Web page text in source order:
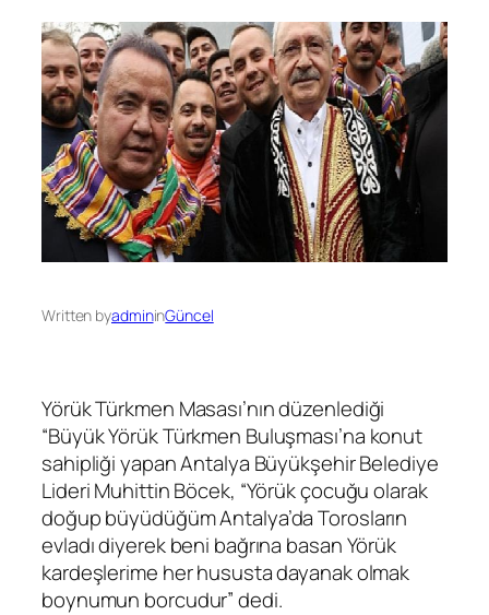
Written byadmininGüncel
Yörük Türkmen Masası’nın düzenlediği
“Büyük Yörük Türkmen Buluşması’na konut
sahipliği yapan Antalya Büyükşehir Belediye
Lideri Muhittin Böcek, “Yörük çocuğu olarak
doğup büyüdüğüm Antalya’da Torosların
evladı diyerek beni bağrına basan Yörük
kardeşlerime her hususta dayanak olmak
boynumun borcudur” dedi.